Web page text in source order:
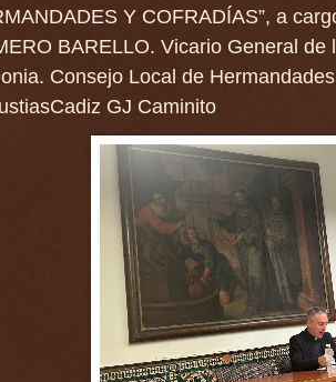
Y COFRADÍAS”, a
BARELLO. Vicario General de
Consejo Local de
GJ Caminito